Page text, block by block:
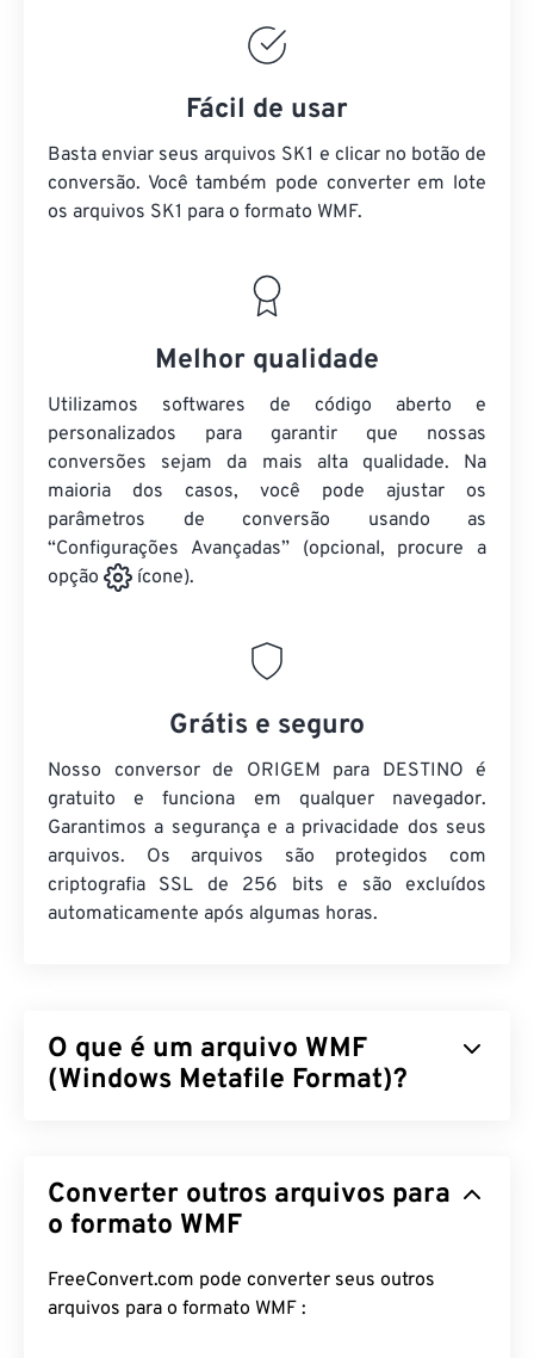
Fácil de usar
Basta enviar seus arquivos SK1 e clicar no botão de
conversão. Você também pode converter em lote
os arquivos SK1 para o formato WMF.
Melhor qualidade
Utilizamos softwares de código aberto e
personalizados para garantir que nossas
conversões sejam da mais alta qualidade. Na
maioria dos casos, você pode ajustar os
parâmetros de conversão usando as
“Configurações Avançadas” (opcional, procure a
opção
ícone).
Grátis e seguro
Nosso conversor de ORIGEM para DESTINO é
gratuito e funciona em qualquer navegador.
Garantimos a segurança e a privacidade dos seus
arquivos. Os arquivos são protegidos com
criptografia SSL de 256 bits e são excluídos
automaticamente após algumas horas.
O que é um arquivo WMF
(Windows Metafile Format)?
armazenar imagens vetoriais e bitmap. A Microsoft
desenvolveu o WMF para compartilhar dados
precursor de 16 bits do Enhanced Windows
Metafile (EMF) de 32 bits.
Converter outros arquivos para
o formato WMF
FreeConvert.com pode converter seus outros
arquivos para o formato WMF :